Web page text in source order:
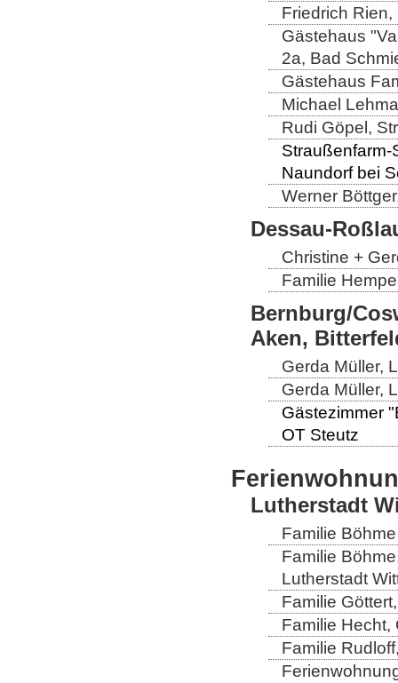
Friedrich
Gästehaus
2a, Bad
Gästehaus
Michael
Rudi Göpel,
Straußenfarm-
Naundorf bei
Werner
Dessau-
Christine +
Familie
Bernburg/
Aken,
Gerda Müller,
Gerda Müller,
Gästezimmer
OT Steutz
Lutherstadt
Familie
Familie
Lutherstadt
Familie
Familie Hecht,
Familie